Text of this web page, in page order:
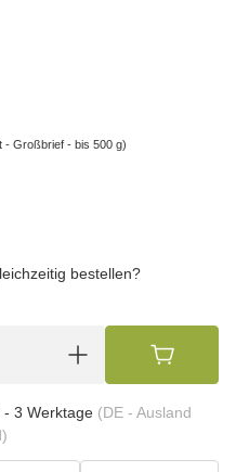
- Großbrief - bis 500 g)
bestellen?
- 3 Werktage (DE - Ausland